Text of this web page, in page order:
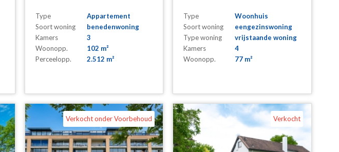
Type
Appartement
Soort woning
benedenwoning
Kamers
3
Woonopp.
102 m²
Perceelopp.
2.512 m²
Type
Woonhuis
Soort woning
eengezinswoning
Type woning
vrijstaande woning
Kamers
4
Woonopp.
77 m²
Verkocht onder Voorbehoud Verkocht